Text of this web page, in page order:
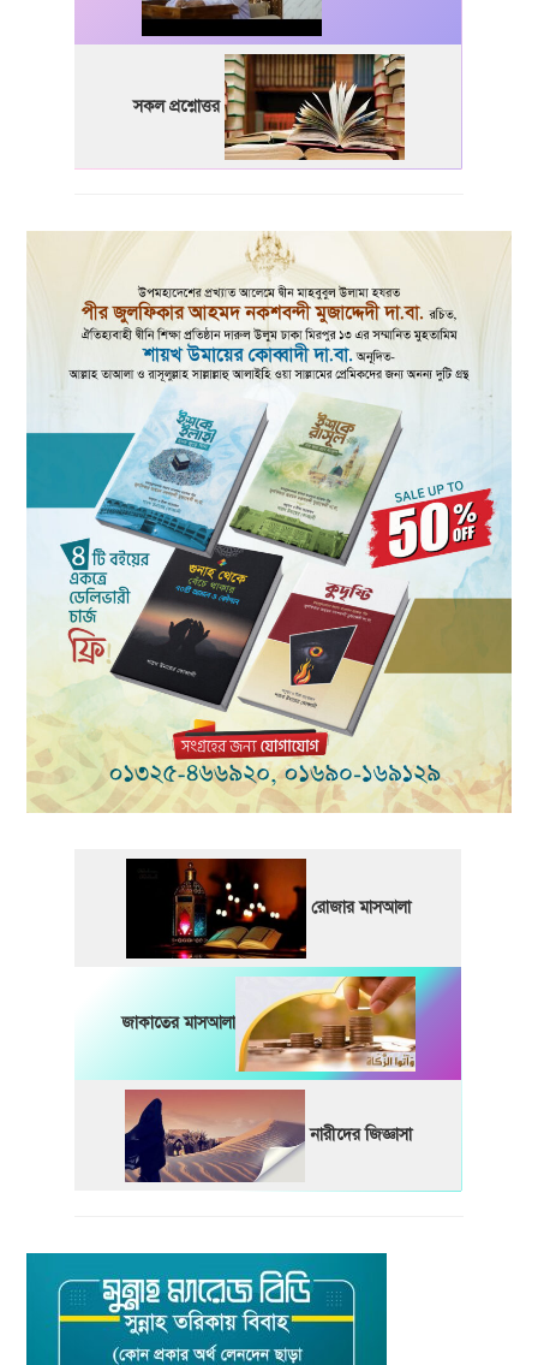
সকল প্রশ্নোত্তর
রোজার মাসআলা
জাকাতের মাসআলা
নারীদের জিজ্ঞাসা